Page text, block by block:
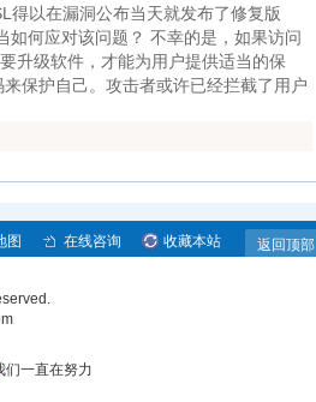
得以在漏洞公布当天就发布了修复版
如何应对该问题？ 不幸的是，如果访问
升级软件，才能为用户提供适当的保
保护自己。攻击者或许已经拦截了用户
返回顶部
图 在线咨询 收藏本站